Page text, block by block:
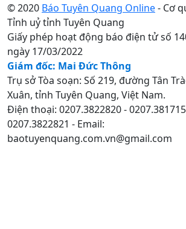
© 2020 Báo Tuyên Quang Online- Cơ
Tỉnh uỷ tỉnh Tuyên Quang
Giấy phép hoạt động báo điện tử số
ngày 17/03/2022
Giám đốc: Mai Đức Thông
Trụ sở Tòa soạn: Số 219, đường Tân
Xuân, tỉnh Tuyên Quang, Việt Nam.
Điện thoại: 0207.3822820 -
0207.3822821 - Email:
baotuyenquang.com.vn@gmail.com